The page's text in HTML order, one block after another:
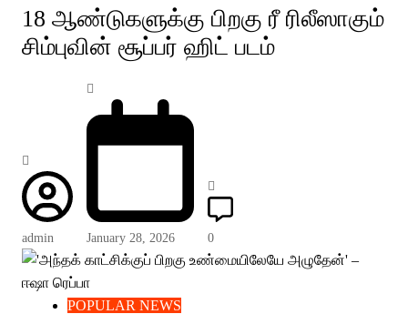
18 ஆண்டுகளுக்கு பிறகு ரீ ரிலீஸாகும்
சிம்புவின் சூப்பர் ஹிட் படம்
admin January 28, 2026 0
POPULAR NEWS